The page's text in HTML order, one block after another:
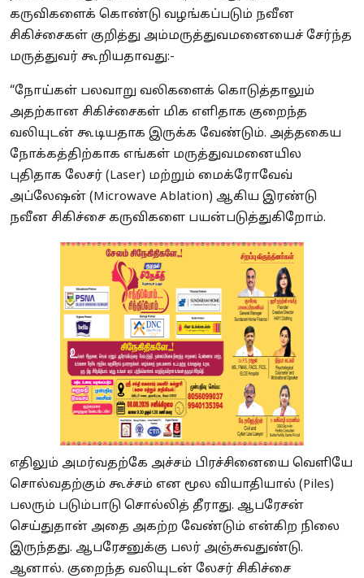
கருவிகளைக் கொண்டு வழங்கப்படும் நவீன
சிகிச்சைகள் குறித்து அம்மருத்துவமனையைச் சேர்ந்த
மருத்துவர் கூறியதாவது:-
“நோய்கள் பலவாறு வலிகளைக் கொடுத்தாலும்
அதற்கான சிகிச்சைகள் மிக எளிதாக குறைந்த
வலியுடன் கூடியதாக இருக்க வேண்டும். அத்தகைய
நோக்கத்திற்காக எங்கள் மருத்துவமனையில
புதிதாக லேசர் (Laser) மற்றும் மைக்ரோவேவ்
அப்லேஷன் (Microwave Ablation) ஆகிய இரண்டு
நவீன சிகிச்சை கருவிகளை பயன்படுத்துகிறோம்.
எதிலும் அமர்வதற்கே அச்சம் பிரச்சினையை வெளியே
சொல்வதற்கும் கூச்சம் என மூல வியாதியால் (Piles)
பலரும் படும்பாடு சொல்லித் தீராது. ஆபரேசன்
செய்துதான் அதை அகற்ற வேண்டும் என்கிற நிலை
இருந்தது. ஆபரேசனுக்கு பலர் அஞ்சுவதுண்டு.
ஆனால். குறைந்த வலியுடன் லேசர் சிகிச்சை